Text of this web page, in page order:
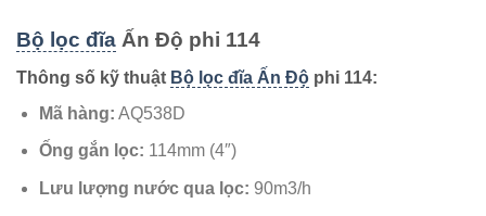
Bộ lọc đĩa Ấn Độ phi 114
Thông số kỹ thuật Bộ lọc đĩa Ấn Độ phi 114:
Mã hàng: AQ538D
Ống gắn lọc: 114mm (4″)
Lưu lượng nước qua lọc: 90m3/h